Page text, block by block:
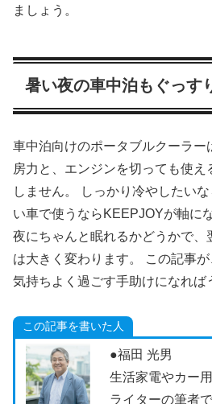
ましょう。
暑い夜の車中泊もぐっす
車中泊向けのポータブルクーラー
房力と、エンジンを切っても使
しません。 しっかり冷やしたい
い車で使うならKEEPJOYが軸に
夜にちゃんと眠れるかどうかで、
は大きく変わります。 この記事
気持ちよく過ごす手助けになれば
この記事を書いた人
●福田 光男
生活家電やカー
ライターの筆者